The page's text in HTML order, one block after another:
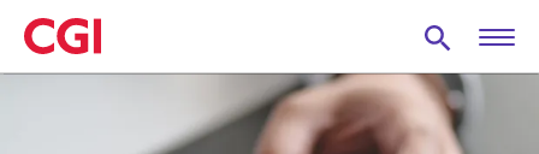
Skip
to
main